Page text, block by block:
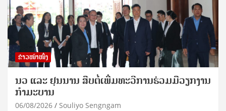
ຂ່າວໜ້າໜຶ່ງ
ນວ ແລະ ຢຸນນານ ສືບຕໍ່ເພີ່ມທະວີການຮ່ວມມືວຽກງານ
ກຳມະບານ
06/08/2026 Souliyo Sengngam